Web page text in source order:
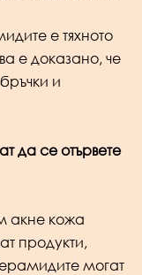
е тяхното
е доказано, че
и
да се отървете
акне кожа
продукти,
могат